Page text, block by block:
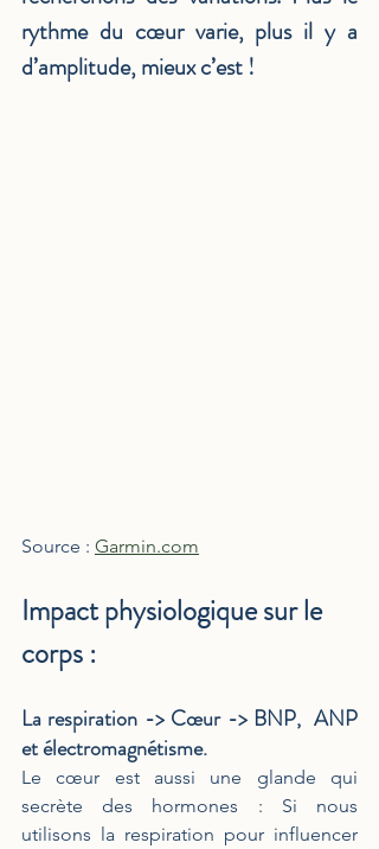
rythme du cœur varie, plus il y a
d’amplitude, mieux c’est !
Source : Garmin.com
Impact physiologique sur le
corps :
La respiration -> Cœur -> BNP,  ANP
et électromagnétisme.
Le cœur est aussi une glande qui
secrète des hormones : Si nous
utilisons la respiration pour influencer